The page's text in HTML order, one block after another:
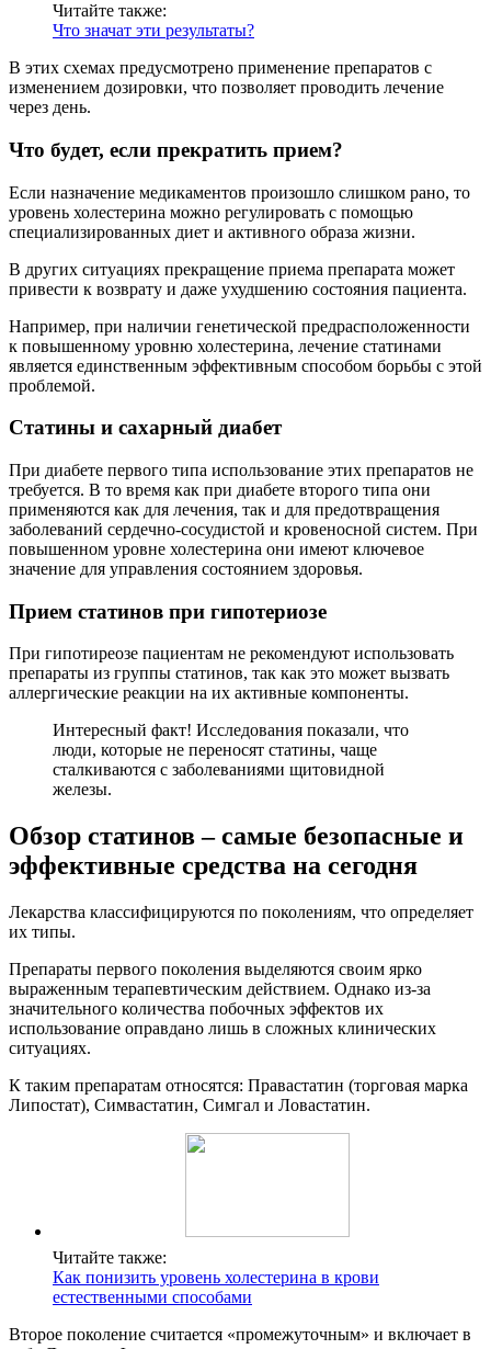
Читайте также:
Что значат эти результаты?
В этих схемах предусмотрено применение препаратов с
изменением дозировки, что позволяет проводить лечение
через день.
Что будет, если прекратить прием?
Если назначение медикаментов произошло слишком рано, то
уровень холестерина можно регулировать с помощью
специализированных диет и активного образа жизни.
В других ситуациях прекращение приема препарата может
привести к возврату и даже ухудшению состояния пациента.
Например, при наличии генетической предрасположенности
к повышенному уровню холестерина, лечение статинами
является единственным эффективным способом борьбы с этой
проблемой.
Статины и сахарный диабет
При диабете первого типа использование этих препаратов не
требуется. В то время как при диабете второго типа они
применяются как для лечения, так и для предотвращения
заболеваний сердечно-сосудистой и кровеносной систем. При
повышенном уровне холестерина они имеют ключевое
значение для управления состоянием здоровья.
Прием статинов при гипотериозе
При гипотиреозе пациентам не рекомендуют использовать
препараты из группы статинов, так как это может вызвать
аллергические реакции на их активные компоненты.
Интересный факт! Исследования показали, что
люди, которые не переносят статины, чаще
сталкиваются с заболеваниями щитовидной
железы.
Обзор статинов – самые безопасные и
эффективные средства на сегодня
Лекарства классифицируются по поколениям, что определяет
их типы.
Препараты первого поколения выделяются своим ярко
выраженным терапевтическим действием. Однако из-за
значительного количества побочных эффектов их
использование оправдано лишь в сложных клинических
ситуациях.
К таким препаратам относятся: Правастатин (торговая марка
Липостат), Симвастатин, Симгал и Ловастатин.
Читайте также:
Как понизить уровень холестерина в крови
естественными способами
Второе поколение считается «промежуточным» и включает в